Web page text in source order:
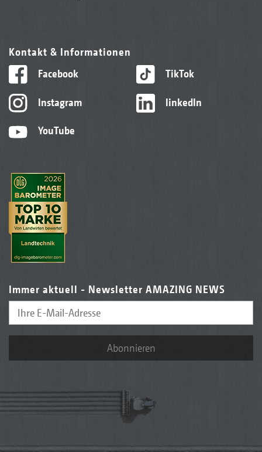
Kontakt & Informationen
Facebook
Instagram
YouTube
TikTok
linkedIn
Immer aktuell - Newsletter AMAZING NEWS
Abonnieren